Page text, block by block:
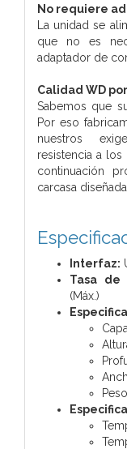
No requiere
La unidad se
que no es
adaptador de
Calidad WD
Sabemos que
Por eso
nuestros
resistencia a
continuación
carcasa
Interfaz:
Tasa de
(Máx.)